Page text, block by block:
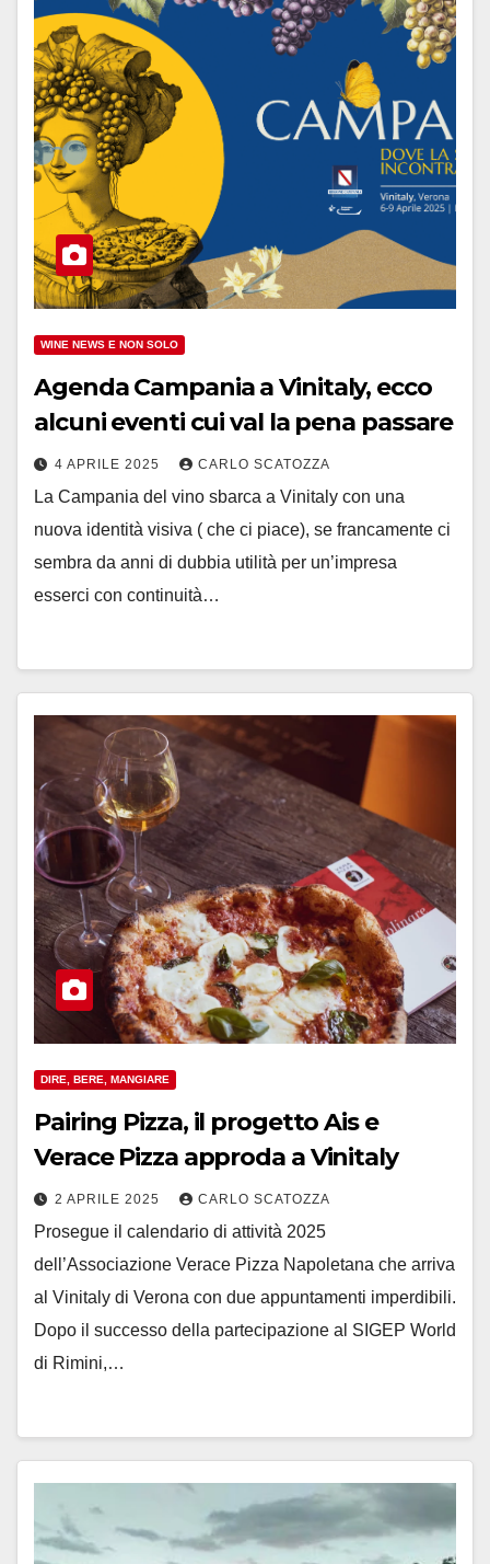
WINE NEWS E NON SOLO
Agenda Campania a Vinitaly, ecco
alcuni eventi cui val la pena passare
4 APRILE 2025 CARLO SCATOZZA
La Campania del vino sbarca a Vinitaly con una
nuova identità visiva ( che ci piace), se francamente ci
sembra da anni di dubbia utilità per un’impresa
esserci con continuità…
DIRE, BERE, MANGIARE
Pairing Pizza, il progetto Ais e
Verace Pizza approda a Vinitaly
2 APRILE 2025 CARLO SCATOZZA
Prosegue il calendario di attività 2025
dell’Associazione Verace Pizza Napoletana che arriva
al Vinitaly di Verona con due appuntamenti imperdibili.
Dopo il successo della partecipazione al SIGEP World
di Rimini,…